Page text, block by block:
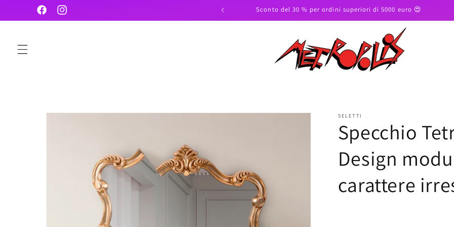
direttamente
ai contenutiFacebookInstagram
Sconto del 30 % per ordini superiori di 5000 euro 😍
Passa alle
SELETTI
Specchio
Design
carattere